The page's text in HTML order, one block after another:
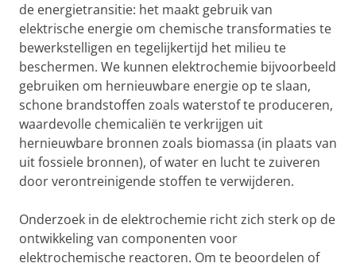
de energietransitie: het maakt gebruik van
elektrische energie om chemische transformaties te
bewerkstelligen en tegelijkertijd het milieu te
beschermen. We kunnen elektrochemie bijvoorbeeld
gebruiken om hernieuwbare energie op te slaan,
schone brandstoffen zoals waterstof te produceren,
waardevolle chemicaliën te verkrijgen uit
hernieuwbare bronnen zoals biomassa (in plaats van
uit fossiele bronnen), of water en lucht te zuiveren
door verontreinigende stoffen te verwijderen.
Onderzoek in de elektrochemie richt zich sterk op de
ontwikkeling van componenten voor
elektrochemische reactoren. Om te beoordelen of